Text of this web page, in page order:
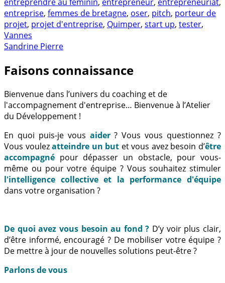
entreprendre au féminin, entrepreneur, entrepreneuriat,
entreprise, femmes de bretagne, oser, pitch, porteur de
projet, projet d'entreprise, Quimper, start up, tester,
Vannes
Sandrine Pierre
Faisons connaissance
Bienvenue dans l’univers du coaching et de
l'accompagnement d'entreprise… Bienvenue à l’Atelier
du Développement !
En quoi puis-je vous aider? Vous vous questionnez ?
Vous voulezatteindre un but et vous avez besoin d’être
accompagné pour dépasser un obstacle, pour vous-
même ou pour votre équipe ? Vous souhaitez stimuler
l'intelligence collective et la performance d'équipe
dans votre organisation ?
De quoi avez vous besoin au fond ? D’y voir plus clair,
d’être informé, encouragé ? De mobiliser votre équipe ?
De mettre à jour de nouvelles solutions peut-être ?
Parlons de vous